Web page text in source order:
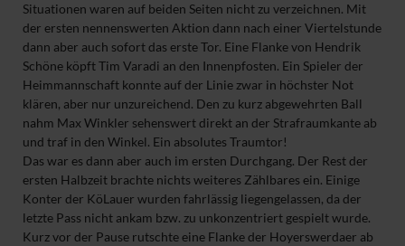
Situationen waren auf beiden Seiten nicht zu verzeichnen. Mit
der ersten nennenswerten Aktion dann nach einer Viertelstunde
dann aber auch sofort das erste Tor. Eine Flanke von Hendrik
Schöne köpft Tim Varadi an den Innenpfosten. Ein Spieler der
Heimmannschaft konnte auf der Linie zwar in höchster Not
klären, aber nur unzureichend. Den zu kurz abgewehrten Ball
nahm Max Winkler sehenswert direkt an der Strafraumkante ab
und traf in den Winkel. Ein absolutes Traumtor!
Das war es dann aber auch im ersten Durchgang. Der Rest der
ersten Halbzeit brachte nichts weiteres Zählbares ein. Einige
Konter der KöLauer wurden fahrlässig liegengelassen, da der
letzte Pass nicht ankam bzw. zu unkonzentriert gespielt wurde.
Kurz vor der Pause rutschte eine Flanke der Hoyerswerdaer ab